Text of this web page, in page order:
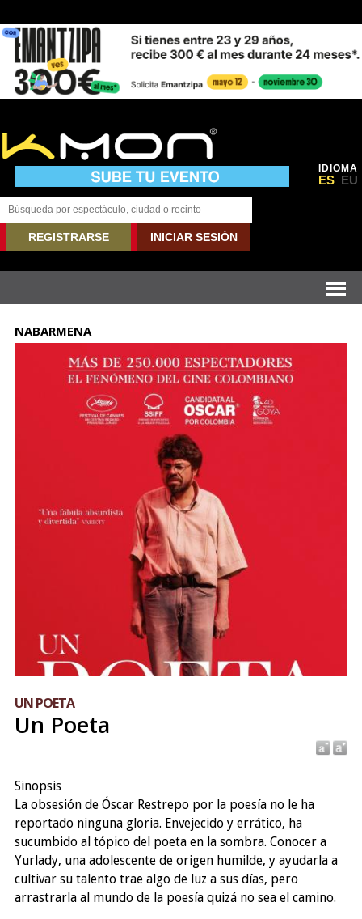
IDIOMA
ES EU
REGISTRARSE INICIAR SESIÓN
NABARMENA
UN POETA
Un Poeta
Sinopsis
La obsesión de Óscar Restrepo por la poesía no le ha
reportado ninguna gloria. Envejecido y errático, ha
sucumbido al tópico del poeta en la sombra. Conocer a
Yurlady, una adolescente de origen humilde, y ayudarla a
cultivar su talento trae algo de luz a sus días, pero
arrastrarla al mundo de la poesía quizá no sea el camino.